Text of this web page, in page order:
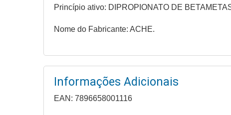
Aparelhos
Princípio ativo: DIPROPIONATO DE
Nome do Fabricante: ACHE.
Informações Adicionais
EAN: 7896658001116